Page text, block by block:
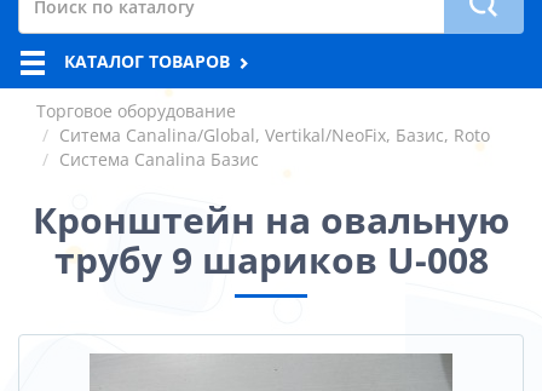
КАТАЛОГ ТОВАРОВ
Торговое оборудование
Ситема Canalina/Global, Vertikal/NeoFix, Базис, Roto
Система Canalina Базис
Кронштейн на овальную
трубу 9 шариков U-008